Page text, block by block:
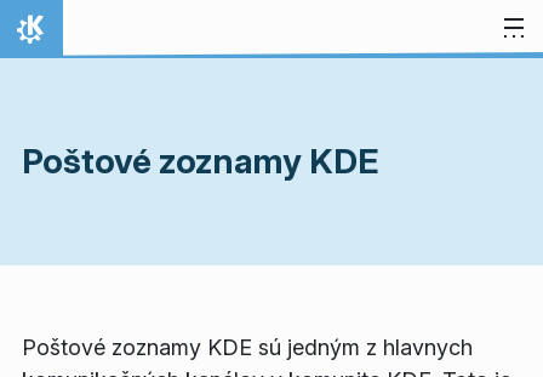
Preskočiť na obsah
Domov
Poštové zoznamy KDE
Poštové zoznamy KDE sú jedným z hlavnych